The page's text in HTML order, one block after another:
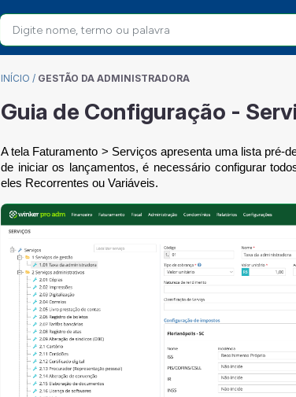
INÍCIO / GESTÃO DA ADMINISTRADORA
Guia de Configuração -
A tela Faturamento > Serviços apresenta uma lista pré-
de iniciar os lançamentos, é necessário configurar
eles Recorrentes ou Variáveis.